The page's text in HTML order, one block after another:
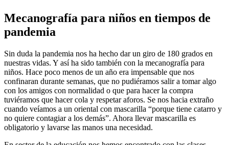
Mecanografía para niños en tiempos de
pandemia
Sin duda la pandemia nos ha hecho dar un giro de 180 grados en
nuestras vidas. Y así ha sido también con la mecanografía para
niños. Hace poco menos de un año era impensable que nos
confinaran durante semanas, que no pudiéramos salir a tomar algo
con los amigos con normalidad o que para hacer la compra
tuviéramos que hacer cola y respetar aforos. Se nos hacia extraño
cuando veíamos a un oriental con mascarilla “porque tiene catarro y
no quiere contagiar a los demás”. Ahora llevar mascarilla es
obligatorio y lavarse las manos una necesidad.